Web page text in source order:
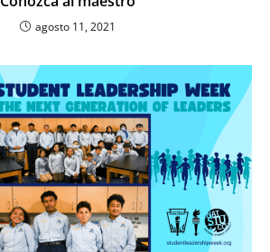
agosto 11, 2021